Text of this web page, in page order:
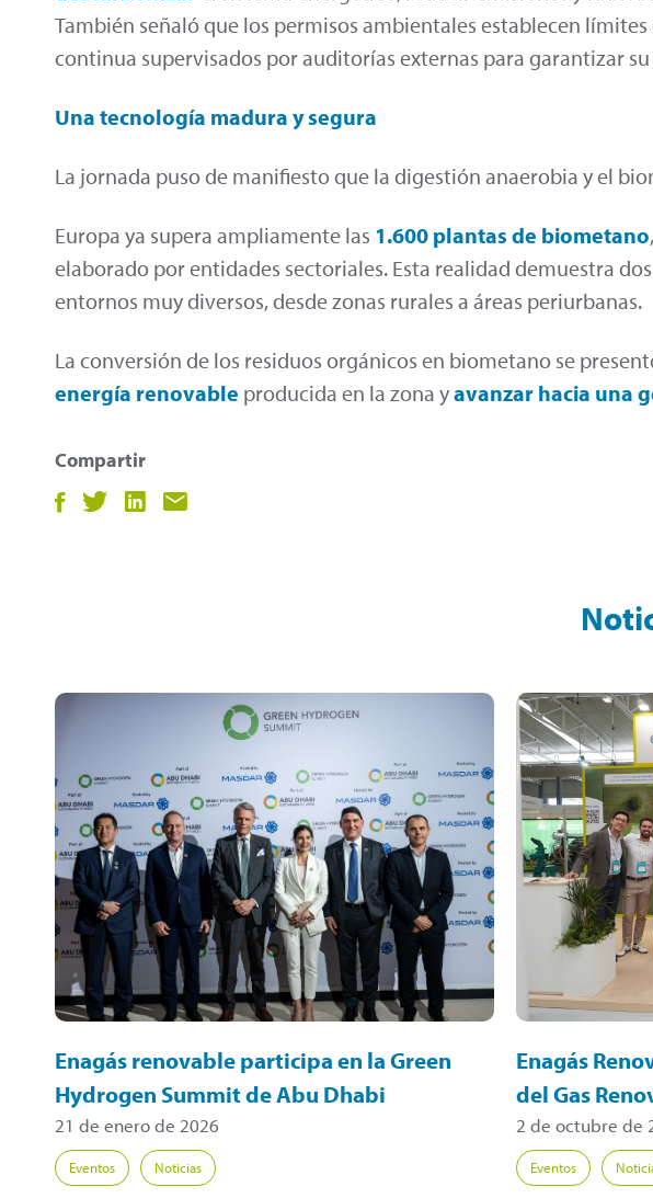
También señaló que los permisos ambientales establecen
continua supervisados por auditorías externas para garantizar
Una tecnología madura y segura
La jornada puso de manifiesto que la digestión anaerobia y el
Europa ya supera ampliamente las 1.600 plantas de biometano
elaborado por entidades sectoriales. Esta realidad demuestra dos
entornos muy diversos, desde zonas rurales a áreas periurbanas.
La conversión de los residuos orgánicos en biometano se
energía renovable producida en la zona yavanzar hacia una
Compartir
Compartir
Compartir
CompartirCompartir
Enagás renovable participa en la Green
Hydrogen Summit de Abu Dhabi
21 de enero de 2026
Eventos Noticias
Enagás
del Gas
2 de octubre de
Eventos